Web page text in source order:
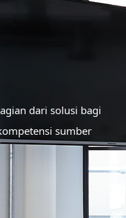
dari solusi bagi
sumber